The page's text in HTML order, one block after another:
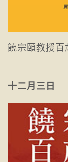
饒宗頤教授百
十二月三日